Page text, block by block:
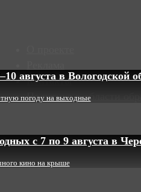
Контакты
Политика в области
августа в Вологодской
погоду на выходные
с 7 по 9 августа в
кино на крыше